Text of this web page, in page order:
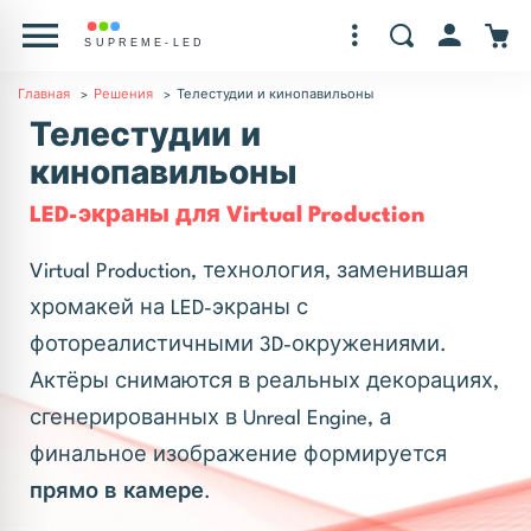
Главная Решения Телестудии и кинопавильоны
Телестудии и
кинопавильоны
LED-экраны для Virtual Production
Virtual Production, технология, заменившая
хромакей на LED-экраны с
фотореалистичными 3D-окружениями.
Актёры снимаются в реальных декорациях,
сгенерированных в Unreal Engine, а
финальное изображение формируется
прямо в камере.